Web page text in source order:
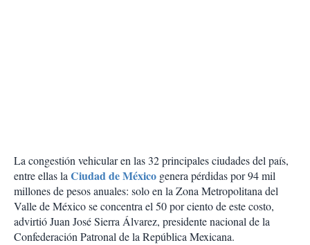
La congestión vehicular en las 32 principales ciudades del país,
entre ellas laCiudad de México genera pérdidas por 94 mil
millones de pesos anuales: solo en la Zona Metropolitana del
Valle de México se concentra el 50 por ciento de este costo,
advirtió Juan José Sierra Álvarez, presidente nacional de la
Confederación Patronal de la República Mexicana.